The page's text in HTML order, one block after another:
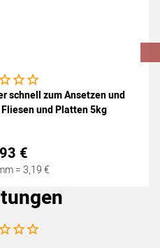
Bewertungen abgegeben
schnell zum Ansetzen und
und Platten 5kg
93 €
=3,19€
Bewertungen abgegeben